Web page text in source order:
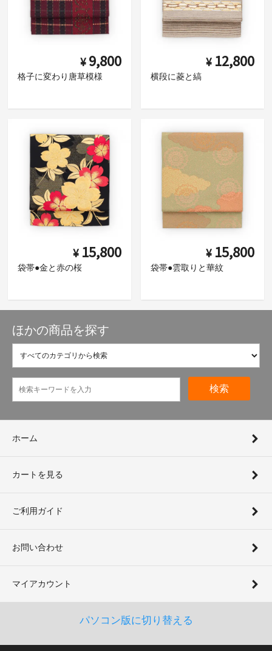
¥ 9,800
格子に変わり唐草模様
¥ 12,800
横段に菱と縞
¥ 15,800
袋帯●金と赤の桜
¥ 15,800
袋帯●雲取りと華紋
ほかの商品を探す
検索
ホーム
カートを見る
ご利用ガイド
お問い合わせ
マイアカウント
パソコン版に切り替える